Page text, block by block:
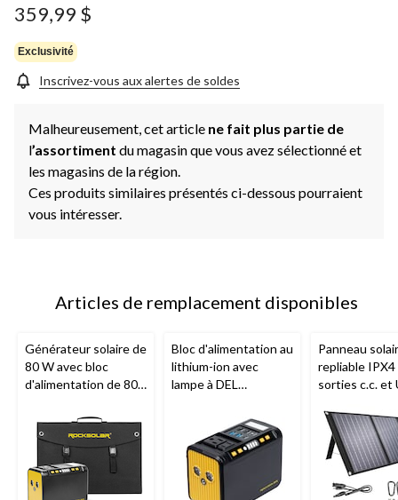
359,99 $
Exclusivité
Inscrivez-vous aux alertes de soldes
Malheureusement, cet article ne fait plus partie de
l’assortiment du magasin que vous avez sélectionné et
les magasins de la région.
Ces produits similaires présentés ci-dessous pourraient
vous intéresser.
Articles de remplacement disponibles
Générateur solaire de
80 W avec bloc
d'alimentation de 80
WROCKSOLAR
Bloc d'alimentation au
lithium-ion avec
lampe à DEL
Panneau
repliable IPX4
sorties c.c. et